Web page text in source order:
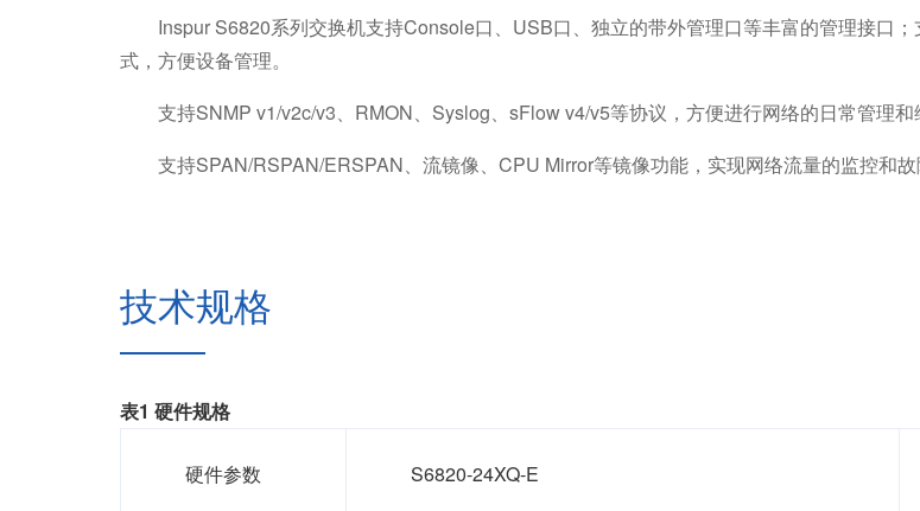
Inspur S6820系列交换机支持Console口、USB口、独立的带外管理口等丰富的管理接口
式，方便设备管理。
支持SNMP v1/v2c/v3、RMON、Syslog、sFlow v4/v5等协议，方便进行网络的日常管理
支持SPAN/RSPAN/ERSPAN、流镜像、CPU Mirror等镜像功能，实现网络流量的监控和故
技术规格
表1 硬件规格
硬件参数 S6820-24XQ-E